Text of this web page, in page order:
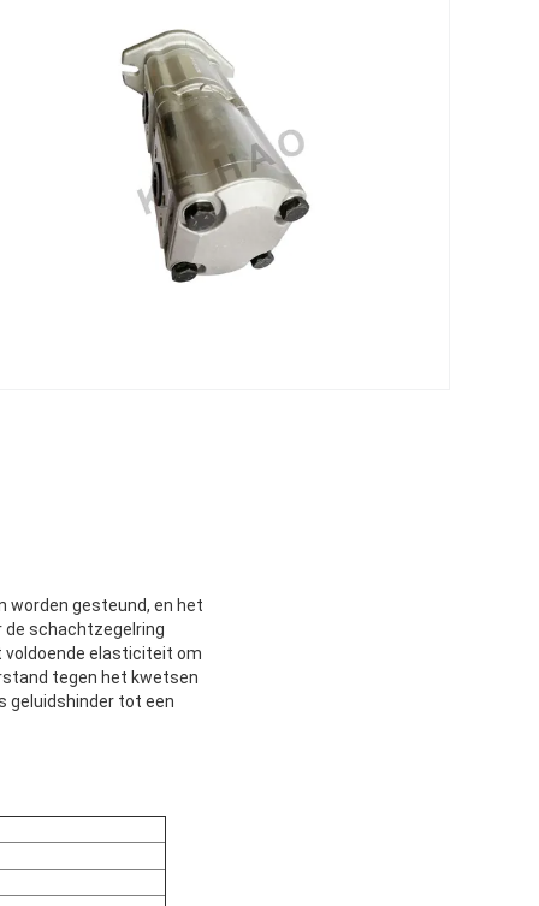
worden gesteund, en het
de schachtzegelring
voldoende elasticiteit om
tegen het kwetsen
geluidshinder tot een